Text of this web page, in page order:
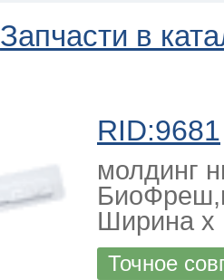
Запчасти в
RID:9681
молдинг
Ширина х
Точное